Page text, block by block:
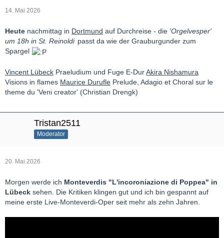
14. Mai 2026
Heute nachmittag in Dortmund auf Durchreise - die 'Orgelvesper'
um 18h in St. Reinoldi passt da wie der Grauburgunder zum
Spargel
Vincent Lübeck Praeludium und Fuge E-DurAkira Nishamura
Visions in flames Maurice Durufle Prelude, Adagio et Choral sur le
theme du 'Veni creator' (Christian Drengk)
Tristan2511
Moderator
20. Mai 2026
Morgen werde ich Monteverdis "L'incoroniazione di Poppea" in
Lübeck sehen. Die Kritiken klingen gut und ich bin gespannt auf
meine erste Live-Monteverdi-Oper seit mehr als zehn Jahren.